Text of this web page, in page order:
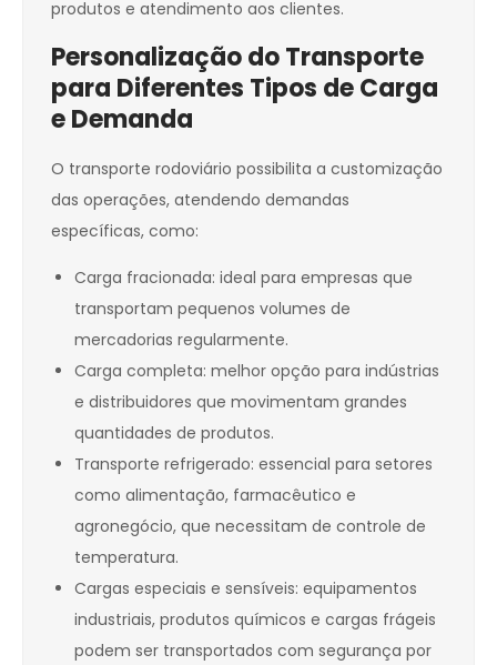
produtos e atendimento aos clientes.
Personalização do Transporte
para Diferentes Tipos de Carga
e Demanda
O transporte rodoviário possibilita a customização
das operações, atendendo demandas
específicas, como:
Carga fracionada: ideal para empresas que
transportam pequenos volumes de
mercadorias regularmente.
Carga completa: melhor opção para indústrias
e distribuidores que movimentam grandes
quantidades de produtos.
Transporte refrigerado: essencial para setores
como alimentação, farmacêutico e
agronegócio, que necessitam de controle de
temperatura.
Cargas especiais e sensíveis: equipamentos
industriais, produtos químicos e cargas frágeis
podem ser transportados com segurança por